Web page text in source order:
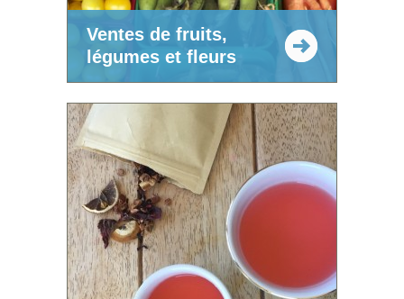
Ventes de fruits,
légumes et fleurs